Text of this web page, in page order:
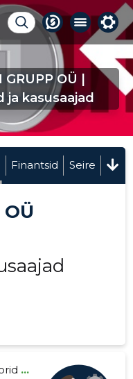
OÜ |
ja kasusaajad
Finantsid Seire
OÜ
...